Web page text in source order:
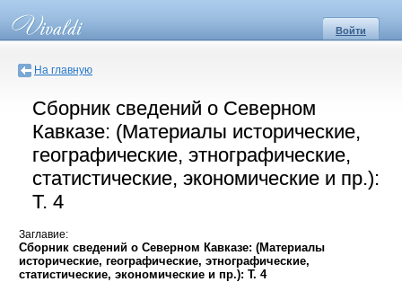
Войти
На главную
Сборник сведений о Северном
Кавказе: (Материалы исторические,
географические, этнографические,
статистические, экономические и пр.):
Т. 4
Заглавие:
Сборник сведений о Северном Кавказе: (Материалы
исторические, географические, этнографические,
статистические, экономические и пр.): Т. 4